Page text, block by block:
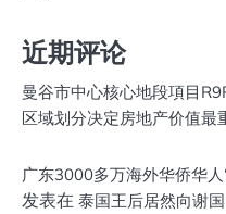
近期评论
曼谷市中心核心地段項目
区域划分决定房地产价值最
广东3000多万海外华侨华
发表在 泰国王后居然向谢